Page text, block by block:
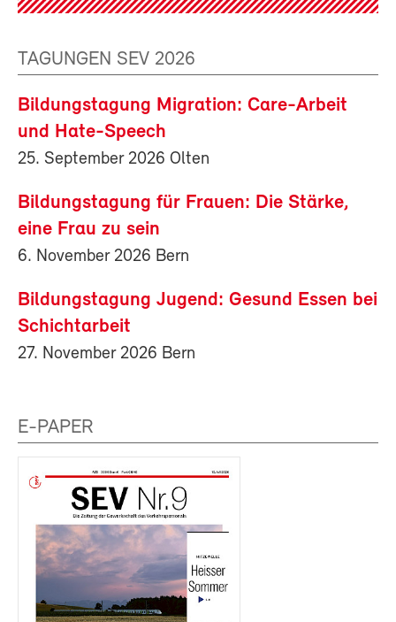
TAGUNGEN SEV 2026
Bildungstagung Migration: Care-Arbeit
und Hate-Speech
25. September 2026 Olten
Bildungstagung für Frauen: Die Stärke,
eine Frau zu sein
6. November 2026 Bern
Bildungstagung Jugend: Gesund Essen bei
Schichtarbeit
27. November 2026 Bern
E-PAPER